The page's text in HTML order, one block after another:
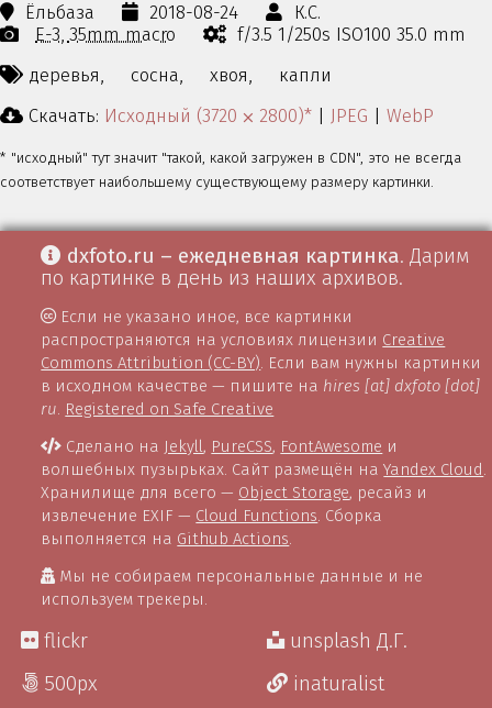
Ёльбаза 2018-08-24
К.С.
E-3 35mm macro
f/3.5 1/250s ISO100 35.0 mm
деревья,
сосна, хвоя,
капли
Скачать: Исходный (3720 ⨉ 2800)* | JPEG | WebP
* "исходный" тут значит "такой, какой загружен в CDN", это не всегда
соответствует наибольшему существующему размеру картинки.
dxfoto.ru – ежедневная картинка. Дарим
по картинке в день из наших архивов.
Если не указано иное, все картинки
распространяются на условиях лицензии Creative
Commons Attribution (CC-BY) . Если вам нужны картинки
в исходном качестве — пишите на hires [at] dxfoto [dot]
ru Registered on Safe Creative
Сделано на Jekyll, PureCSS, FontAwesome и
волшебных пузырьках. Сайт размещён наYandex Cloud
Хранилище для всего — Object Storage, ресайз и
извлечение EXIF — Cloud Functions . Сборка
выполняется на Github Actions
Мы не собираем персональные данные и не
используем трекеры.
flickr
500px
unsplash Д.Г.
inaturalist